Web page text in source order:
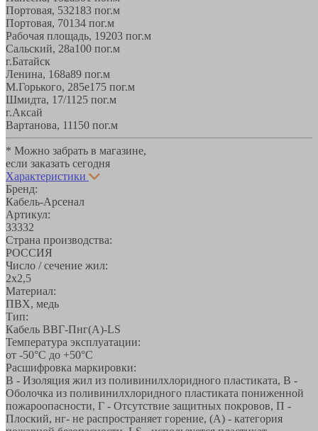
Портовая, 532183 пог.м
Портовая, 70134 пог.м
Рабочая площадь, 19203 пог.м
Сальский, 28a100 пог.м
г.Батайск
Ленина, 168а89 пог.м
М.Горького, 285е175 пог.м
Шмидта, 17/1125 пог.м
г.Аксай
Вартанова, 11150 пог.м
* Можно забрать в магазине,
если заказать сегодня
Характеристики
Бренд:
Кабель-Арсенал
Артикул:
33332
Страна производства:
РОССИЯ
Число / сечение жил:
2х2,5
Материал:
ПВХ, медь
Тип:
Кабель ВВГ-Пнг(А)-LS
Температура эксплуатации:
от -50°С до +50°C
Расшифровка маркировки:
В - Изоляция жил из поливинилхлоридного пластиката, В -
Оболочка из поливинилхлоридного пластиката пониженной
пожароопасности, Г - Отсутствие защитных покровов, П -
Плоский, нг- не распространяет горение, (А) - категория